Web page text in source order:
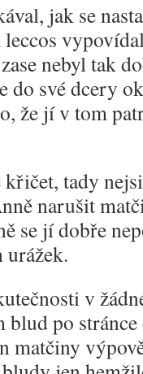
jak se
nebyl tak
do své dcery
že jí v tom
křičet, tady
narušit
se jí dobře
v
blud po
matčiny